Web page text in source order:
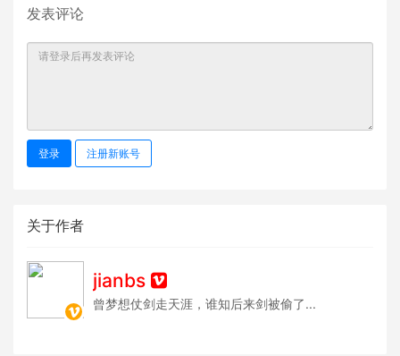
发表评论
登录 注册新账号
关于作者
jianbs
曾梦想仗剑走天涯，谁知后来剑被偷了...